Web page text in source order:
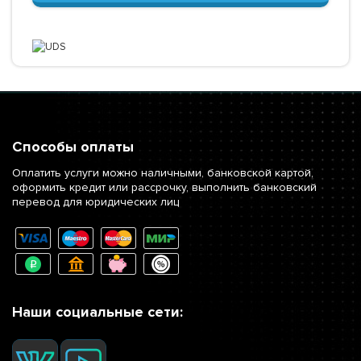
Способы оплаты
Оплатить услуги можно наличными, банковской картой,
оформить кредит или рассрочку, выполнить банковский
перевод для юридических лиц
Наши социальные сети: